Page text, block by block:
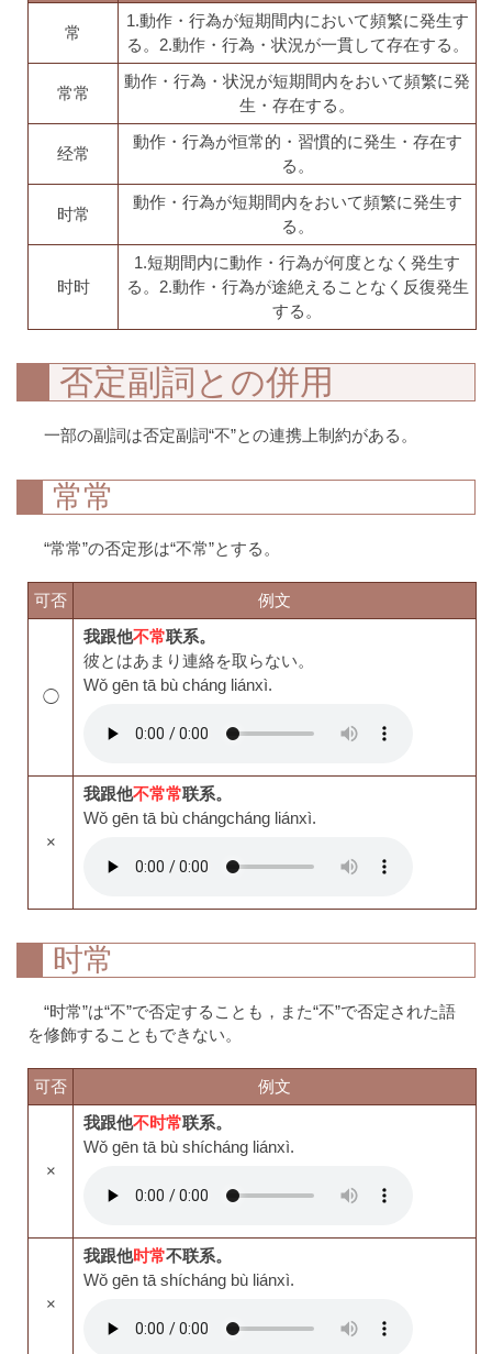
常
1.動作・行為が短期間内において頻繁に発生す
る。2.動作・行為・状況が一貫して存在する。
常常
動作・行為・状況が短期間内をおいて頻繁に発
生・存在する。
经常
動作・行為が恒常的・習慣的に発生・存在す
る。
时常
動作・行為が短期間内をおいて頻繁に発生す
る。
时时
1.短期間内に動作・行為が何度となく発生す
る。2.動作・行為が途絶えることなく反復発生
する。
否定副詞との併用
一部の副詞は否定副詞“不”との連携上制約がある。
常常
“常常”の否定形は“不常”とする。
可否 例文
◯
我跟他不常联系。
彼とはあまり連絡を取らない。
Wǒ gēn tā bù cháng liánxì.
×
我跟他不常常联系。
Wǒ gēn tā bù chángcháng liánxì.
时常
“时常”は“不”で否定することも，また“不”で否定された語
を修飾することもできない。
可否 例文
×
我跟他不时常联系。
Wǒ gēn tā bù shícháng liánxì.
×
我跟他时常不联系。
Wǒ gēn tā shícháng bù liánxì.